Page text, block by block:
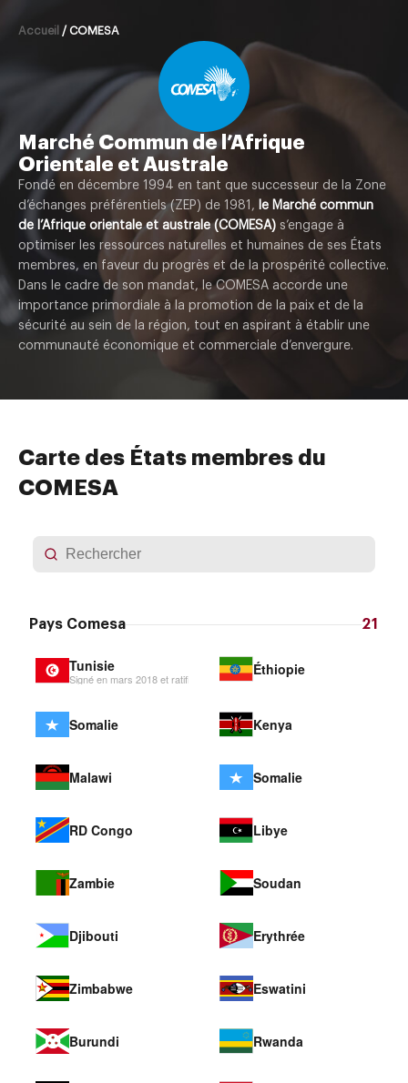
Accueil / COMESA
Marché Commun de l’Afrique
Orientale et Australe
Fondé en décembre 1994 en tant que successeur de la Zone
d’échanges préférentiels (ZEP) de 1981, le Marché commun
de l’Afrique orientale et australe (COMESA) s’engage à
optimiser les ressources naturelles et humaines de ses États
membres, en faveur du progrès et de la prospérité collective.
Dans le cadre de son mandat, le COMESA accorde une
importance primordiale à la promotion de la paix et de la
sécurité au sein de la région, tout en aspirant à établir une
communauté économique et commerciale d’envergure.
Carte des États membres du
COMESA